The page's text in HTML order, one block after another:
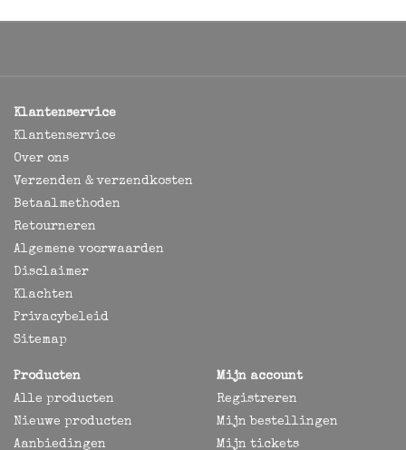
Klantenservice
Klantenservice
Over ons
Verzenden & verzendkosten
Betaalmethoden
Retourneren
Algemene voorwaarden
Disclaimer
Klachten
Privacybeleid
Sitemap
Producten
Alle producten
Nieuwe producten
Aanbiedingen
Mijn account
Registreren
Mijn bestellingen
Mijn tickets